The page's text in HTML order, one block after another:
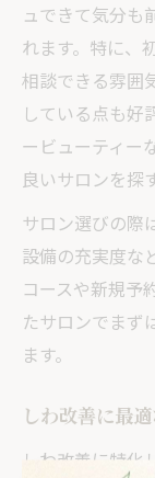
ュできて気分も
れます。特に、
相談できる雰囲
している点も好
ービューティー
良いサロンを探
サロン選びの際
設備の充実度な
コースや新規予
たサロンでまず
ます。
しわ改善に最
しわ改善に特化